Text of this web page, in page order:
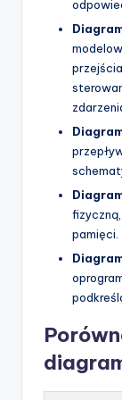
pamięci.